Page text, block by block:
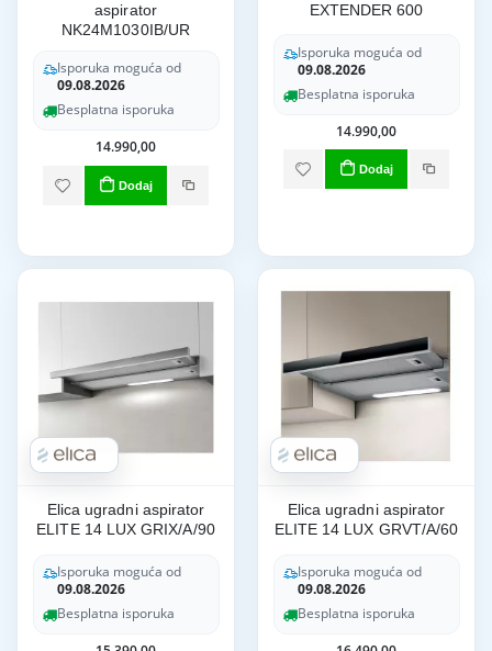
aspirator
NK24M1030IB/UR
Isporuka moguća od
09.08.2026
Besplatna isporuka
14.990,00
Dodaj
EXTENDER 600
Isporuka moguća od
09.08.2026
Besplatna isporuka
14.990,00
Dodaj
Elica ugradni aspirator
ELITE 14 LUX GRIX/A/90
Isporuka moguća od
09.08.2026
Besplatna isporuka
Elica ugradni aspirator
ELITE 14 LUX GRVT/A/60
Isporuka moguća od
09.08.2026
Besplatna isporuka